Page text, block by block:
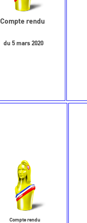
Compte rendu
du 5 mars 2020
Compte rendu